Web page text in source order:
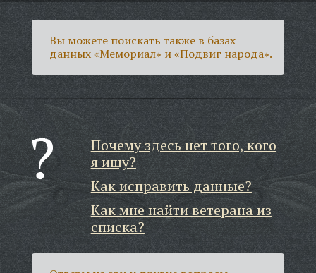
Вы можете поискать также в базах
данных «Мемориал» и «Подвиг народа».
Почему здесь нет того, кого
я ищу?
Как исправить данные?
Как мне найти ветерана из
списка?